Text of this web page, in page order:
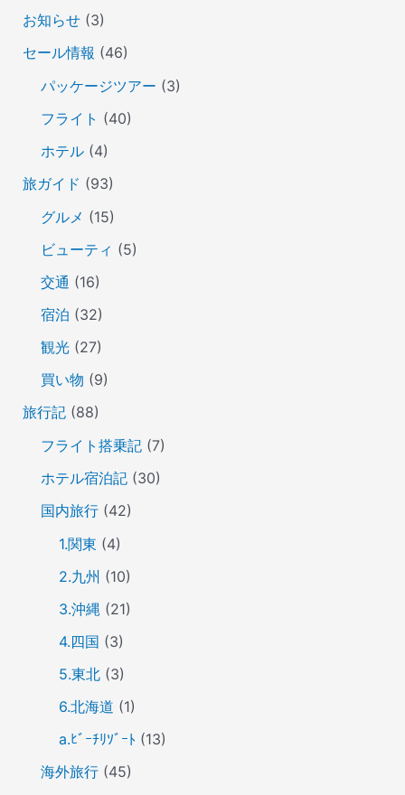
お知らせ(3)
セール情報 (46)
パッケージツアー (3)
フライト (40)
ホテル(4)
旅ガイド (93)
グルメ (15)
ビューティ (5)
交通 (16)
宿泊 (32)
観光(27)
買い物 (9)
旅行記(88)
フライト搭乗記(7)
ホテル宿泊記(30)
国内旅行(42)
1.関東 (4)
2.九州 (10)
3.沖縄(21)
4.四国 (3)
5.東北(3)
6.北海道 (1)
a.ﾋﾞｰﾁﾘｿﾞｰﾄ (13)
海外旅行(45)